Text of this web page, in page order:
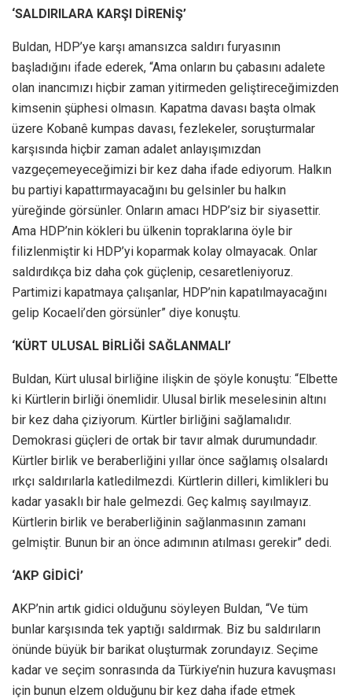
‘SALDIRILARA KARŞI DİRENİŞ’
Buldan, HDP’ye karşı amansızca saldırı furyasının
başladığını ifade ederek, “Ama onların bu çabasını adalete
olan inancımızı hiçbir zaman yitirmeden geliştireceğimizden
kimsenin şüphesi olmasın. Kapatma davası başta olmak
üzere Kobanê kumpas davası, fezlekeler, soruşturmalar
karşısında hiçbir zaman adalet anlayışımızdan
vazgeçemeyeceğimizi bir kez daha ifade ediyorum. Halkın
bu partiyi kapattırmayacağını bu gelsinler bu halkın
yüreğinde görsünler. Onların amacı HDP’siz bir siyasettir.
Ama HDP’nin kökleri bu ülkenin topraklarına öyle bir
filizlenmiştir ki HDP’yi koparmak kolay olmayacak. Onlar
saldırdıkça biz daha çok güçlenip, cesaretleniyoruz.
Partimizi kapatmaya çalışanlar, HDP’nin kapatılmayacağını
gelip Kocaeli’den görsünler” diye konuştu.
‘KÜRT ULUSAL BİRLİĞİ SAĞLANMALI’
Buldan, Kürt ulusal birliğine ilişkin de şöyle konuştu: “Elbette
ki Kürtlerin birliği önemlidir. Ulusal birlik meselesinin altını
bir kez daha çiziyorum. Kürtler birliğini sağlamalıdır.
Demokrasi güçleri de ortak bir tavır almak durumundadır.
Kürtler birlik ve beraberliğini yıllar önce sağlamış olsalardı
ırkçı saldırılarla katledilmezdi. Kürtlerin dilleri, kimlikleri bu
kadar yasaklı bir hale gelmezdi. Geç kalmış sayılmayız.
Kürtlerin birlik ve beraberliğinin sağlanmasının zamanı
gelmiştir. Bunun bir an önce adımının atılması gerekir” dedi.
‘AKP GİDİCİ’
AKP’nin artık gidici olduğunu söyleyen Buldan, “Ve tüm
bunlar karşısında tek yaptığı saldırmak. Biz bu saldırıların
önünde büyük bir barikat oluşturmak zorundayız. Seçime
kadar ve seçim sonrasında da Türkiye’nin huzura kavuşması
için bunun elzem olduğunu bir kez daha ifade etmek